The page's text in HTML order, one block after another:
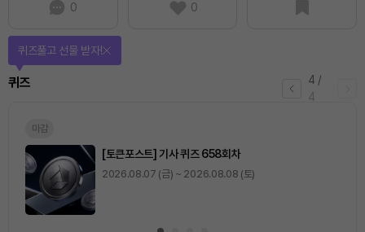
0
0
4 /
4
퀴즈
퀴즈풀고 선물 받자!
마감
[토큰포스트] 기사 퀴즈 658회차
2026.08.07 (금) ~ 2026.08.08 (토)